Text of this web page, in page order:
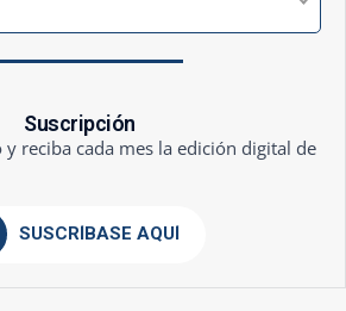
Suscripción
y reciba cada mes la edición digital de
SUSCRÍBASE AQUÍ